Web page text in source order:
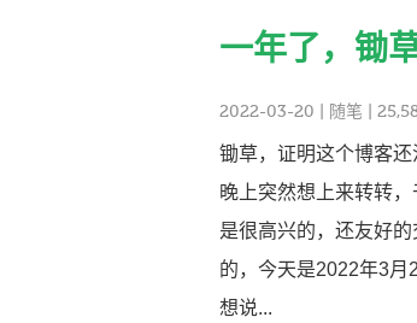
一年了，锄
2022-03-20 随笔 |
锄草，证明这个博客
晚上突然想上来转转
是很高兴的，还友好
的，今天是2022年3月
想说...